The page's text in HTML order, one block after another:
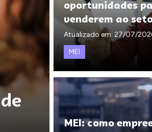
oportunidades
venderem ao
Atualizado em: 27/07/
MEI
MEI: como